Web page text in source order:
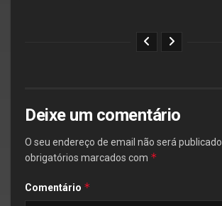
Deixe um comentário
O seu endereço de email não será publicado.
obrigatórios marcados com *
Comentário *